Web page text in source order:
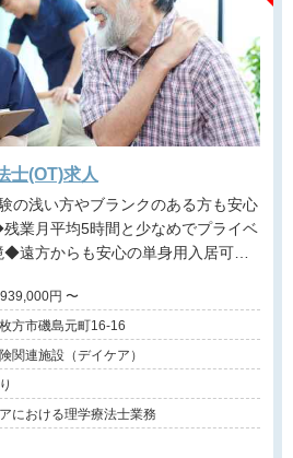
士(OT)求人
業月平均5時間と少なめでプライベ
◆遠方からも安心の単身用入居可能
展開する安定法人が運営するデイ
年収 3,939,000円 〜
方市磯島元町16-16
関連施設（デイケア）
における理学療法士業務